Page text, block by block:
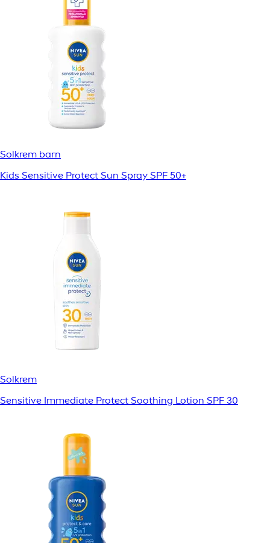
Solkrem barn
Kids Sensitive Protect Sun Spray SPF 50+
Solkrem
Sensitive Immediate Protect Soothing Lotion SPF 30